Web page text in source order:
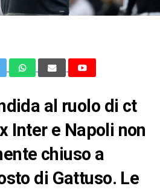
al ruolo di ct
Inter e Napoli non
chiuso a
di Gattuso. Le